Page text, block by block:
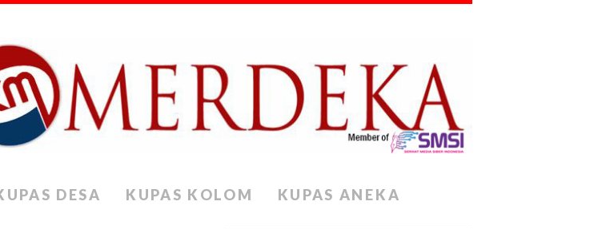
DESA KUPAS KOLOM KUPAS ANEKA